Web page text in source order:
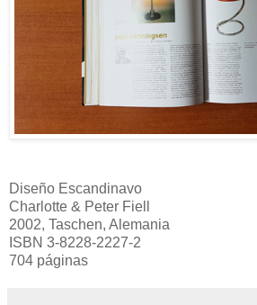
Diseño Escandinavo
Charlotte & Peter Fiell
2002, Taschen, Alemania
ISBN 3-8228-2227-2
704 páginas